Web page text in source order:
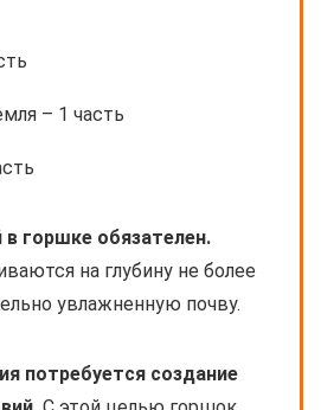
– 1 часть
горшке обязателен.
на глубину не более
увлажненную почву.
потребуется создание